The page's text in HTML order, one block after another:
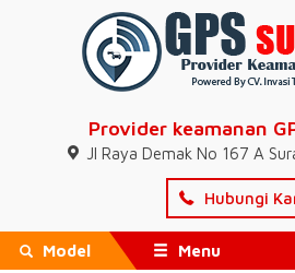
Provider keamanan
Jl Raya Demak No 167 A
Hubungi
Model Menu